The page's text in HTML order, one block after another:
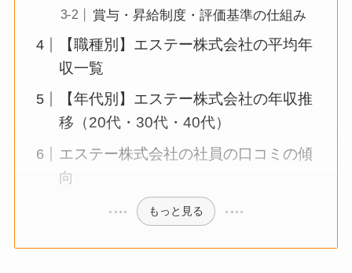
賞与・昇給制度・評価基準の仕組み
【職種別】エステー株式会社の平均年
収一覧
【年代別】エステー株式会社の年収推
移（20代・30代・40代）
エステー株式会社の社員の口コミの傾
向
もっと見る